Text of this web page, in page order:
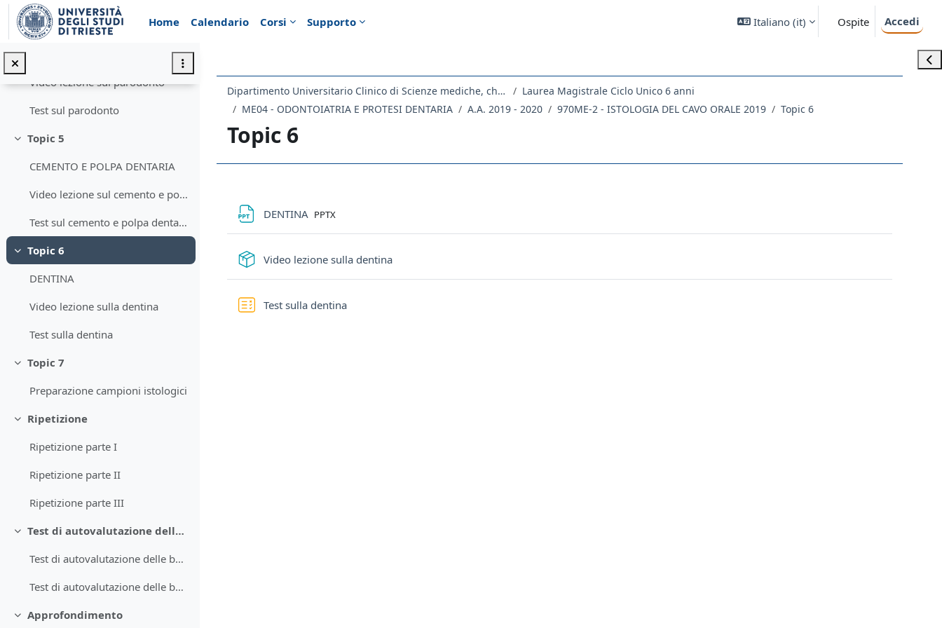
Vai al contenuto principale
Home
Calendario Corsi Supporto Italiano ‎(it)‎ Ospite Accedi
Minimizza
Topic 4
Video lezione sul parodonto
Test sul parodonto
Minimizza
Topic 5
CEMENTO E POLPA DENTARIA
Video lezione sul cemento e polpa dentaria
Test sul cemento e polpa dentaria
Minimizza
Topic 6
DENTINA
Video lezione sulla dentina
Test sulla dentina
Minimizza
Topic 7
Preparazione campioni istologici
Minimizza
Ripetizione
Ripetizione parte I
Ripetizione parte II
Ripetizione parte III
Minimizza
Test di autovalutazione delle basi di istologia
Test di autovalutazione delle basi di istologia
Test di autovalutazione delle basi di istologia approfondito
Minimizza
Approfondimento
Dipartimento Universitario Clinico di Scienze mediche, chirurgiche e della salute
Laurea Magistrale Ciclo Unico 6 anni
ME04 - ODONTOIATRIA E PROTESI DENTARIA
A.A. 2019 - 2020 970ME-2 - ISTOLOGIA DEL CAVO ORALE 2019 Topic 6
Topic 6
DENTINA File
PPTX
Video lezione sulla dentinaPacchetto SCORM
Test sulla dentinaQuiz